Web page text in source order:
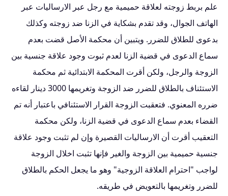
علم بربط زوجته لعلاقة حميمية مع رجل عبر الارساليات عبر
الهاتف الجوال، وقد تقدم بشكاية في الزنا ضد زوجته وكذلك
بدعوى للطلاق للضرر. ويتبين أن محكمة الأصل قضت بعدم
سماع الدعوى في قضية الزنا لعدم ثبوت وجود علاقة جنسية بين
الزوجة والرجل، ولكن أقرت المحكمة الابتدائية ثم محكمة
الاستئناف بالطلاق للضرر ضد الزوجة وتغريمها 3000 دينار لقاءه
ضرره المعنوي. فتعقبت الزوجة القرار الاستئنافي باعتبار أنه تم
القضاء بعدم سماع الدعوى في قضية الزنا، ولكن محكمة
التعقيب أقرت أن الارساليات القصيرة وإن لم تثبت وجود علاقة
جنسية حميمية بين الزوجة والغير فإنها تثبت اخلال الزوجة
لواجب "احترام العلاقة الزوجية" وهو ما يجعل الحكم بالطلاق
للضرر وتغريمها بالتعويض في طريقه.